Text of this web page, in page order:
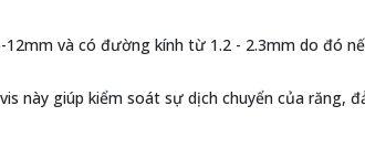
và có đường kính từ 1.2 - 2.3mm do đó
này giúp kiểm soát sự dịch chuyển của răng,